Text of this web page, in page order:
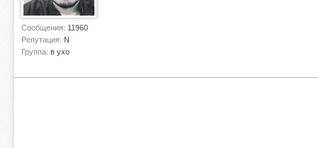
Сообщения: 11960
Репутация: N
Группа: в ухо